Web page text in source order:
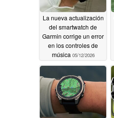
La nueva actualización
del smartwatch de
Garmin corrige un error
en los controles de
música 05/12/2026